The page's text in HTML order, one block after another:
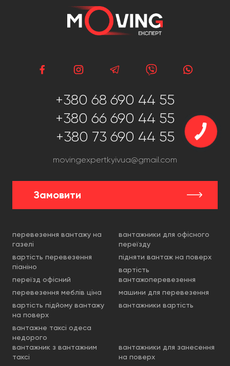
+380 68 690 44 55
+380 66 690 44 55
+380 73 690 44 55
movingexpertkyivua@gmail.com
Замовити
перевезення вантажу на
газелі
вартість перевезення
піаніно
переїзд офісний
перевезення меблів ціна
вартість підйому вантажу
на поверх
вантажне таксі одеса
недорого
вантажники для офісного
переїзду
підняти вантаж на поверх
вартість
вантажоперевезення
машини для перевезення
вантажники вартість
вантажник з вантажним
таксі
вантажники для занесення
на поверх